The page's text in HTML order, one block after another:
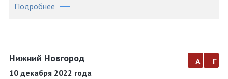
Подробнее
Нижний Новгород
10 декабря 2022 года
а г